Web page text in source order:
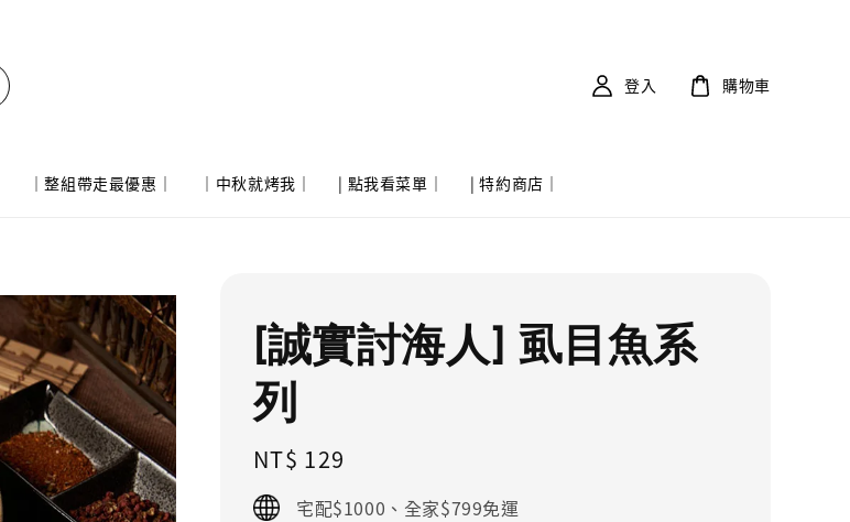
｜整組帶走最優惠｜ ｜中秋就烤我｜ | 點我看菜單｜ | 特約商店｜
登入 購物車
[誠實討海人] 虱目魚系
列
Regular
price
NT$ 129
宅配$1000、全家$799免運